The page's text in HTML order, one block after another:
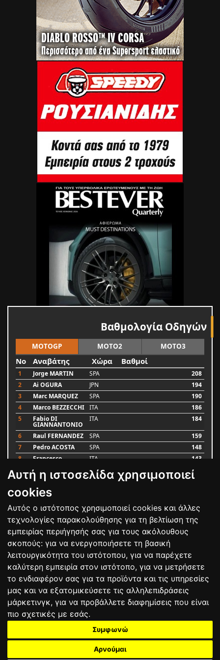
Αυτή η ιστοσελίδα χρησιμοποιεί
cookies
Αυτός ο ιστότοπος χρησιμοποιεί cookies και άλλες
τεχνολογίες παρακολούθησης για τη βελτίωση της
εμπειρίας περιήγησής σας για τους ακόλουθους
σκοπούς: για να ενεργοποιήσετε τη βασική
λειτουργικότητα του ιστότοπου, για να παρέχετε
καλύτερη εμπειρία στον ιστότοπο, για να μετρήσετε
το ενδιαφέρον σας για τα προϊόντα και τις υπηρεσίες
μας και να εξατομικεύσετε τις αλληλεπιδράσεις
μάρκετινγκ, για να προβάλλετε διαφημίσεις που είναι
πιο σχετικές με εσάς.
Συμφωνώ
Αρνούμαι
Βαθμολογία Οδηγών
MOTOGP MOTO2 MOTO3
No Αναβάτης Χώρα Βαθμοί
1 Jorge MARTIN SPA
208
2
Ai OGURA JPN
194
3
Marc MARQUEZ SPA
190
4
Marco BEZZECCHI ITA
186
5
Fabio DI
GIANNANTONIO
ITA 184
6 Raul FERNANDEZ SPA
159
7
Pedro ACOSTA SPA
148
8
Francesco ITA 143
9 Alex MARQUEZ SPA
Luca MARINI
Bαθμολογία
ΟΡΟΙ ΧΡΗΣΗΣΠΟΛΙΤΙΚΗ ΠΡΟΣΤΑΣΙΑΣ
ΑΓΩΝΕΣΑΠΟΤΕΛΕΣΜΑΤΑΑΓΟΡΑ